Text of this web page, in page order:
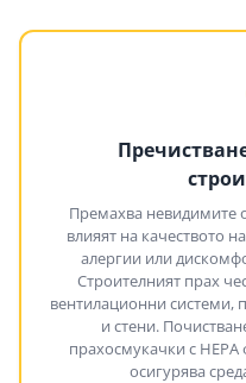
Премахва невидимите
влияят на качеството
алергии или
Строителният прах
вентилационни системи,
и стени.
прахосмукачки с
осигурява